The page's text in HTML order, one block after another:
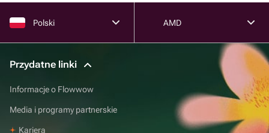
Polski AMD
Przydatne linki
Informacje o Flowwow
Media i programy partnerskie
Kariera